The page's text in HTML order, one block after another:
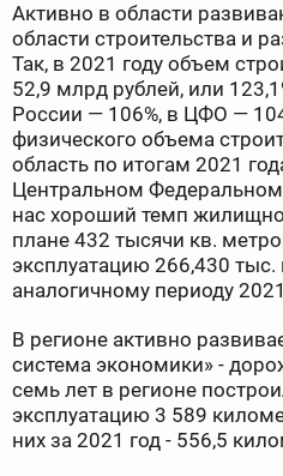
Активно в области
области строительства и
Так, в 2021 году объем
52,9 млрд рублей, или
России — 106%, в ЦФО —
физического объема
область по итогам 2021
Центральном Федеральном
нас хороший темп
плане 432 тысячи кв.
эксплуатацию 266,430 тыс.
аналогичному периоду
В регионе активно
система экономики» -
семь лет в регионе
эксплуатацию 3 589
них за 2021 год - 556,5